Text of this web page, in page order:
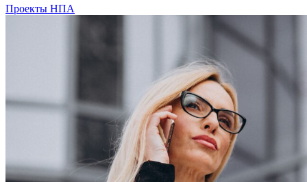
Проекты НПА